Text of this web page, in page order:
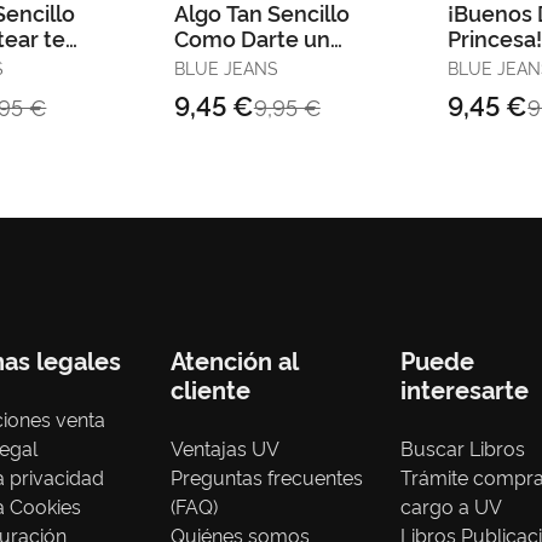
te
€
Algo Tan Sencillo
Como Darte un
Beso
BLUE JEANS
9,95 €
9,45 €
¡Buenos
Princesa!
BLUE
9,45 €
legales
venta
privacidad
Cookies
Atención al
cliente
Ventajas UV
Preguntas frecuentes
(FAQ)
Quiénes somos
Puede
interesarte
Buscar Libros
Trámite
cargo a UV
Libros